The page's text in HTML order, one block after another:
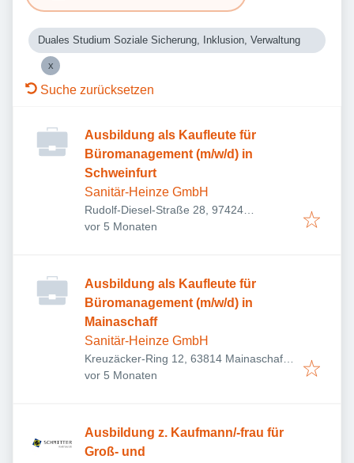
Duales Studium Soziale Sicherung, Inklusion, Verwaltung
Suche zurücksetzen
Ausbildung als Kaufleute für
Büromanagement (m/w/d) in
Schweinfurt
Sanitär-Heinze GmbH
Rudolf-Diesel-Straße 28, 97424
Schweinfurt, Deutschland
Veröffentlicht:
vor 5 Monaten
Ausbildung als Kaufleute für
Büromanagement (m/w/d) in
Mainaschaff
Sanitär-Heinze GmbH
Kreuzäcker-Ring 12, 63814 Mainaschaff,
Deutschland
Veröffentlicht:
vor 5 Monaten
Ausbildung z. Kaufmann/-frau für
Groß- und